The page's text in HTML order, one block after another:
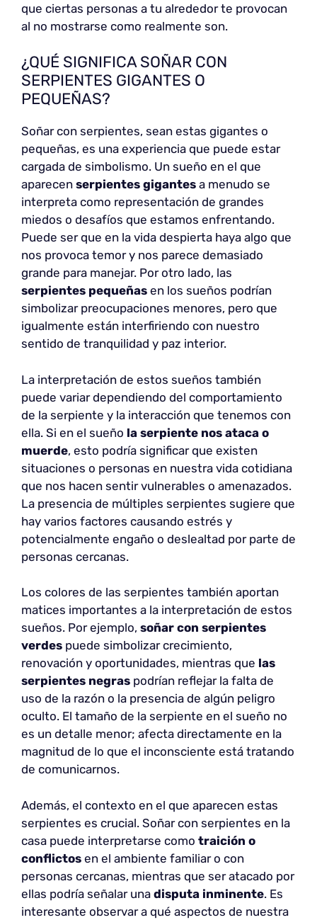
que ciertas personas a tu alrededor te provocan
al no mostrarse como realmente son.
¿QUÉ SIGNIFICA SOÑAR CON
SERPIENTES GIGANTES O
PEQUEÑAS?
Soñar con serpientes, sean estas gigantes o
pequeñas, es una experiencia que puede estar
cargada de simbolismo. Un sueño en el que
aparecen serpientes gigantes a menudo se
interpreta como representación de grandes
miedos o desafíos que estamos enfrentando.
Puede ser que en la vida despierta haya algo que
nos provoca temor y nos parece demasiado
grande para manejar. Por otro lado, las
serpientes pequeñas en los sueños podrían
simbolizar preocupaciones menores, pero que
igualmente están interfiriendo con nuestro
sentido de tranquilidad y paz interior.
La interpretación de estos sueños también
puede variar dependiendo del comportamiento
de la serpiente y la interacción que tenemos con
ella. Si en el sueño la serpiente nos ataca o
muerde, esto podría significar que existen
situaciones o personas en nuestra vida cotidiana
que nos hacen sentir vulnerables o amenazados.
La presencia de múltiples serpientes sugiere que
hay varios factores causando estrés y
potencialmente engaño o deslealtad por parte de
personas cercanas.
Los colores de las serpientes también aportan
matices importantes a la interpretación de estos
sueños. Por ejemplo, soñar con serpientes
verdes puede simbolizar crecimiento,
renovación y oportunidades, mientras que las
serpientes negras podrían reflejar la falta de
uso de la razón o la presencia de algún peligro
oculto. El tamaño de la serpiente en el sueño no
es un detalle menor; afecta directamente en la
magnitud de lo que el inconsciente está tratando
de comunicarnos.
Además, el contexto en el que aparecen estas
serpientes es crucial. Soñar con serpientes en la
casa puede interpretarse como traición o
conflictos en el ambiente familiar o con
personas cercanas, mientras que ser atacado por
ellas podría señalar una disputa inminente. Es
interesante observar a qué aspectos de nuestra